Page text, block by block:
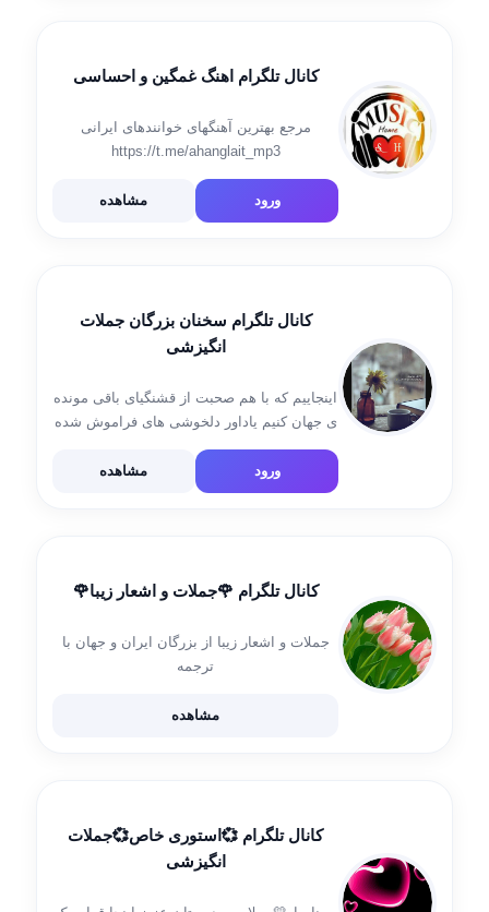
کانال تلگرام اهنگ غمگین و احساسی
مرجع بهترین آهنگهای خوانندهای ایرانی
https://t.me/ahanglait_mp3
ورود
مشاهده
کانال تلگرام سخنان بزرگان جملات
انگیزشی
اینجاییم که با هم صحبت از قشنگیای باقی مونده
ی جهان کنیم یاداور دلخوشی های فراموش شده
بدیم به چیزای کوچیک تاثیرات آنی🌼♥️ باماهمراه
باشید https://t.me/channelkayko ورود به […]
ورود مشاهده
کانال تلگرام 🌹جملات و اشعار زیبا🌹
جملات و اشعار زیبا از بزرگان ایران و جهان با
ترجمه
مشاهده
کانال تلگرام 💞استوری خاص💞جملات
انگیزشی